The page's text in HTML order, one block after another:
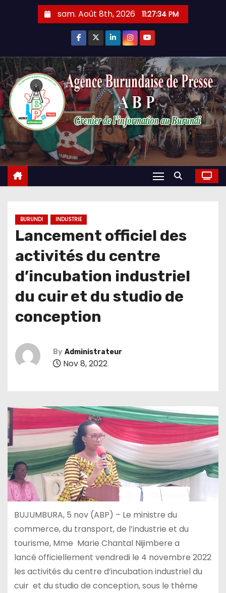
sam. Août 8th, 2026 11:27:35 PM
BURUNDI INDUSTRIE
Lancement officiel des
activités du centre
d’incubation industriel
du cuir et du studio de
conception
By Administrateur
Nov 8, 2022
BUJUMBURA, 5 nov (ABP) – Le ministre du
commerce, du transport, de l’industrie et du
tourisme, Mme Marie Chantal Nijimbere a
lancé officiellement vendredi le 4 novembre 2022
les activités du centre d’incubation industriel du
cuir et du studio de conception, sous le thème